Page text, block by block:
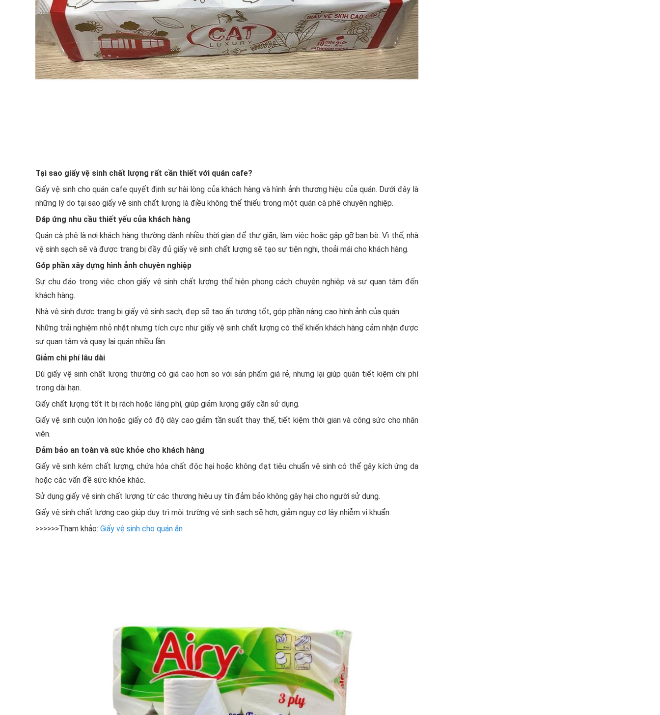
Tại sao giấy vệ sinh chất lượng rất cần thiết với quán cafe?
Giấy vệ sinh cho quán cafe quyết định sự hài lòng của khách hàng và hình ảnh thương hiệu của quán. Dưới đây là
những lý do tại sao giấy vệ sinh chất lượng là điều không thể thiếu trong một quán cà phê chuyên nghiệp.
Đáp ứng nhu cầu thiết yếu của khách hàng
Quán cà phê là nơi khách hàng thường dành nhiều thời gian để thư giãn, làm việc hoặc gặp gỡ bạn bè. Vì thế, nhà
vệ sinh sạch sẽ và được trang bị đầy đủ giấy vệ sinh chất lượng sẽ tạo sự tiện nghi, thoải mái cho khách hàng.
Góp phần xây dựng hình ảnh chuyên nghiệp
Sự chu đáo trong việc chọn giấy vệ sinh chất lượng thể hiện phong cách chuyên nghiệp và sự quan tâm đến
khách hàng.
Nhà vệ sinh được trang bị giấy vệ sinh sạch, đẹp sẽ tạo ấn tượng tốt, góp phần nâng cao hình ảnh của quán.
Những trải nghiệm nhỏ nhặt nhưng tích cực như giấy vệ sinh chất lượng có thể khiến khách hàng cảm nhận được
sự quan tâm và quay lại quán nhiều lần.
Giảm chi phí lâu dài
Dù giấy vệ sinh chất lượng thường có giá cao hơn so với sản phẩm giá rẻ, nhưng lại giúp quán tiết kiệm chi phí
trong dài hạn.
Giấy chất lượng tốt ít bị rách hoặc lãng phí, giúp giảm lượng giấy cần sử dụng.
Giấy vệ sinh cuộn lớn hoặc giấy có độ dày cao giảm tần suất thay thế, tiết kiệm thời gian và công sức cho nhân
viên.
Đảm bảo an toàn và sức khỏe cho khách hàng
Giấy vệ sinh kém chất lượng, chứa hóa chất độc hại hoặc không đạt tiêu chuẩn vệ sinh có thể gây kích ứng da
hoặc các vấn đề sức khỏe khác.
Sử dụng giấy vệ sinh chất lượng từ các thương hiệu uy tín đảm bảo không gây hại cho người sử dụng.
Giấy vệ sinh chất lượng cao giúp duy trì môi trường vệ sinh sạch sẽ hơn, giảm nguy cơ lây nhiễm vi khuẩn.
>>>>>>Tham khảo: Giấy vệ sinh cho quán ăn